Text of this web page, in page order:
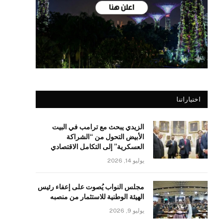
اختياراتنا
الزيدي يبحث مع ترامب في البيت
الأبيض التحول من “الشراكة
العسكرية” إلى التكامل الاقتصادي
يوليو 14, 2026
مجلس النواب يُصوت على إعفاء رئيس
الهيئة الوطنية للاستثمار من منصبه
يوليو 9, 2026